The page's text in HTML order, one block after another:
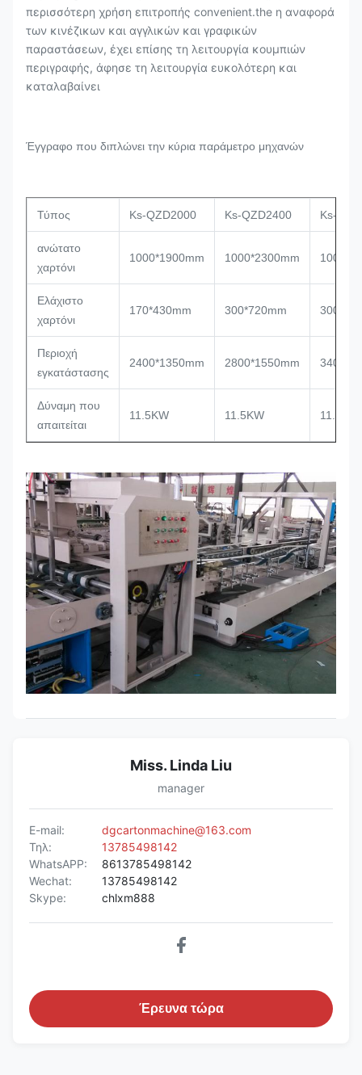
περισσότερη χρήση επιτροπής convenient.the η αναφορά
των κινέζικων και αγγλικών και γραφικών
παραστάσεων, έχει επίσης τη λειτουργία κουμπιών
περιγραφής, άφησε τη λειτουργία ευκολότερη και
καταλαβαίνει
Έγγραφο που διπλώνει την κύρια παράμετρο μηχανών
Τύπος Ks-QZD2000 Ks-QZD2400 Ks-
ανώτατο
χαρτόνι
1000*1900mm 1000*2300mm
Ελάχιστο
χαρτόνι
170*430mm 300*720mm
Περιοχή
εγκατάστασης
2400*1350mm 2800*1550mm
Δύναμη που
απαιτείται
11.5KW 11.5KW 11.5KW
Miss. Linda Liu
manager
E-mail:
dgcartonmachine@163.com
Τηλ:
13785498142
WhatsAPP:
8613785498142
Wechat:
13785498142
Skype:
chlxm888
Έρευνα τώρα